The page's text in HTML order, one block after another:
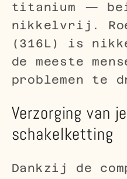
titanium —
nikkelvrij.
(316L) is
de meeste
problemen te
Verzorging van
schakelketting
Dankzij de